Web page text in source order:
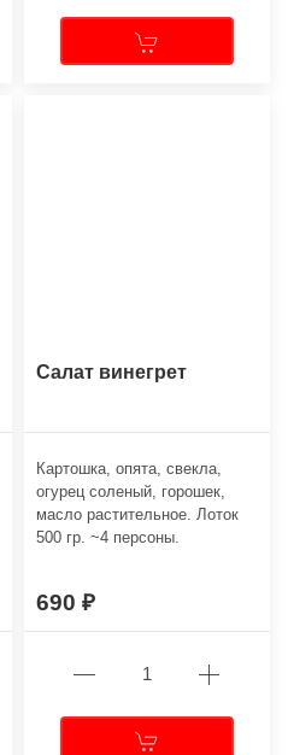
Салат винегрет
Картошка, опята, свекла,
огурец соленый, горошек,
масло растительное. Лоток
500 гр. ~4 персоны.
690